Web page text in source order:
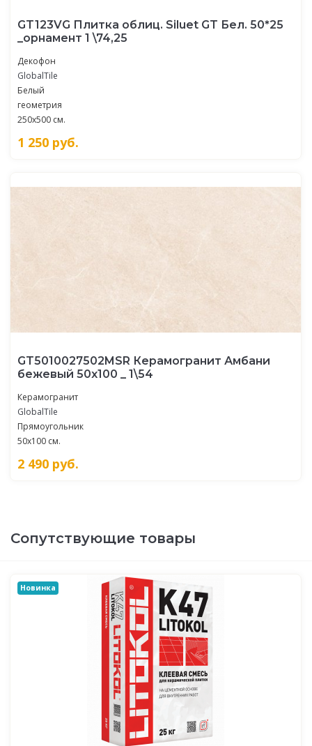
GT123VG Плитка облиц. Siluet GT Бел. 50*25
_орнамент 1 \74,25
Декофон
GlobalTile
Белый
геометрия
250x500 см.
1 250 руб.
GT5010027502MSR Керамогранит Амбани
бежевый 50x100 _ 1\54
Керамогранит
GlobalTile
Прямоугольник
50x100 см.
2 490 руб.
Сопутствующие товары
Новинка